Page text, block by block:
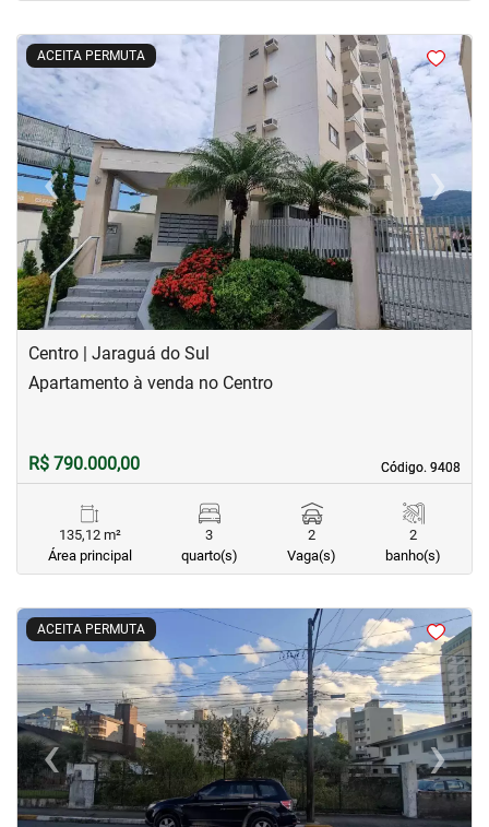
ACEITA PERMUTA
<<<
‹Previous ›Next
Centro | Jaraguá do Sul
Código. 9408
Código. 9408
Apartamento à venda no Centro
R$ 790.000,00
135,12 m²
Área principal
3
quarto(s)
2
Vaga(s)
2
banho(s)
ACEITA PERMUTA
< <<
‹Previous ›Next